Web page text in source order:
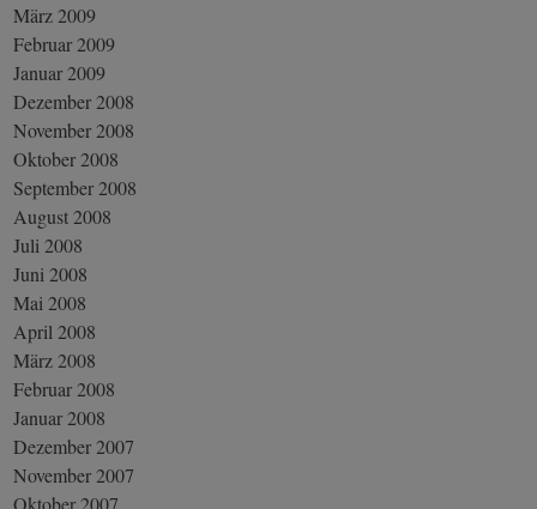
März 2009
Februar 2009
Januar 2009
Dezember 2008
November 2008
Oktober 2008
September 2008
August 2008
Juli 2008
Juni 2008
Mai 2008
April 2008
März 2008
Februar 2008
Januar 2008
Dezember 2007
November 2007
Oktober 2007